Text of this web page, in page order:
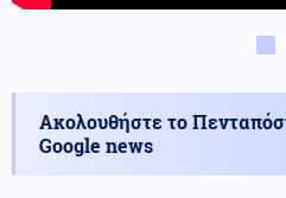
Ακολουθήστε το
Google news